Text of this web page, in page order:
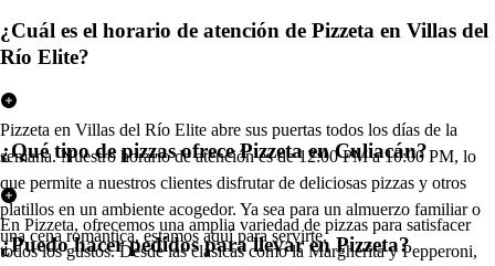
¿Cuál es el horario de atención de Pizzeta en Villas del
Río Elite?
Pizzeta en Villas del Río Elite abre sus puertas todos los días de la
semana. Nuestro horario de atención es de 12:00 PM a 10:00 PM, lo
que permite a nuestros clientes disfrutar de deliciosas pizzas y otros
platillos en un ambiente acogedor. Ya sea para un almuerzo familiar o
una cena romántica, estamos aquí para servirte.
¿Qué tipo de pizzas ofrece Pizzeta en Culiacán?
En Pizzeta, ofrecemos una amplia variedad de pizzas para satisfacer
todos los gustos. Desde las clásicas como la Margherita y Pepperoni,
¿Puedo hacer pedidos para llevar en Pizzeta?